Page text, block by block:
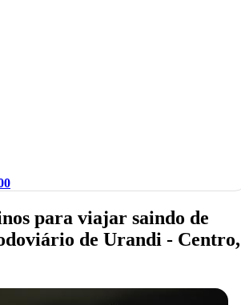
para viajar saindo de
de Urandi - Centro,